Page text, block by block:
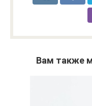
Вам также